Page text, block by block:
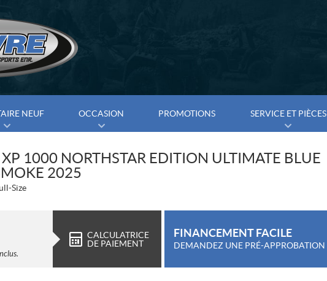
NEUF OCCASION PROMOTIONS SERVICE ET PIÈCES
1000 NORTHSTAR EDITION ULTIMATE BLUE
2025
Size
CALCULATRICE
DE PAIEMENT
FINANCEMENT FACILE
DEMANDEZ UNE PRÉ-APPROBATION